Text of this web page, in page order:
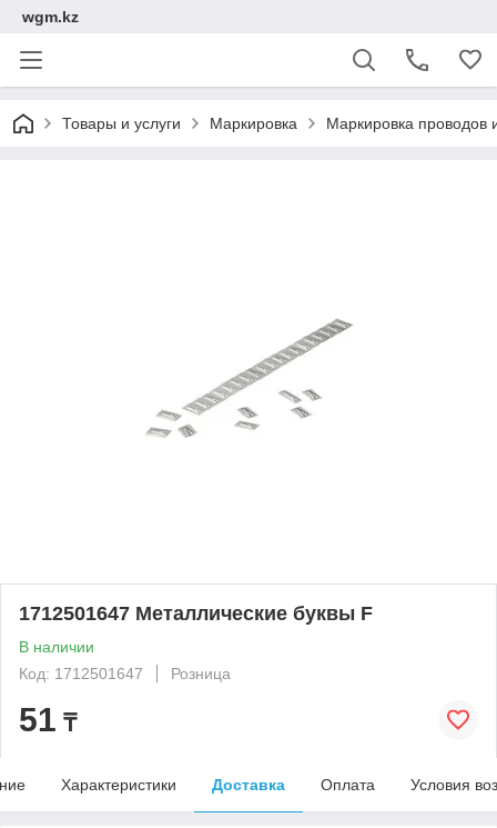
wgm.kz
Товары и услуги Маркировка Маркировка проводов
1712501647 Металлические буквы F
В наличии
Код: 1712501647
Розница
51 ₸
Характеристики Доставка Оплата Условия